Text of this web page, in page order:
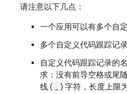
请注意以下几点：
一个应用可以有多个自
多个自定义代码跟踪记
自定义代码跟踪记录的
求：没有前导空格或尾
线 (
) 字符，长度上限